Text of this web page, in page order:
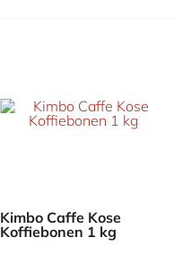
Kimbo Caffe Kose
Koffiebonen 1 kg